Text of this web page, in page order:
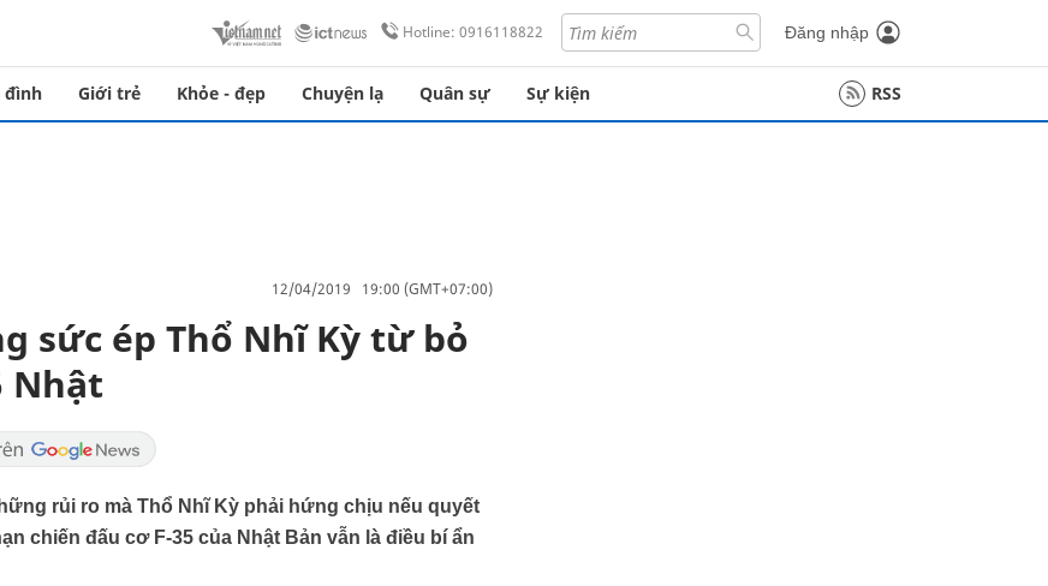
Hotline: 0916118822 Đăng nhập
đình Giới trẻ Khỏe - đẹp Chuyện lạ Quân sự Sự kiện RSS
12/04/2019 19:00 (GMT+07:00)
sức ép Thổ Nhĩ Kỳ từ bỏ
Nhật
rủi ro mà Thổ Nhĩ Kỳ phải hứng chịu nếu quyết
chiến đấu cơ F-35 của Nhật Bản vẫn là điều bí ẩn